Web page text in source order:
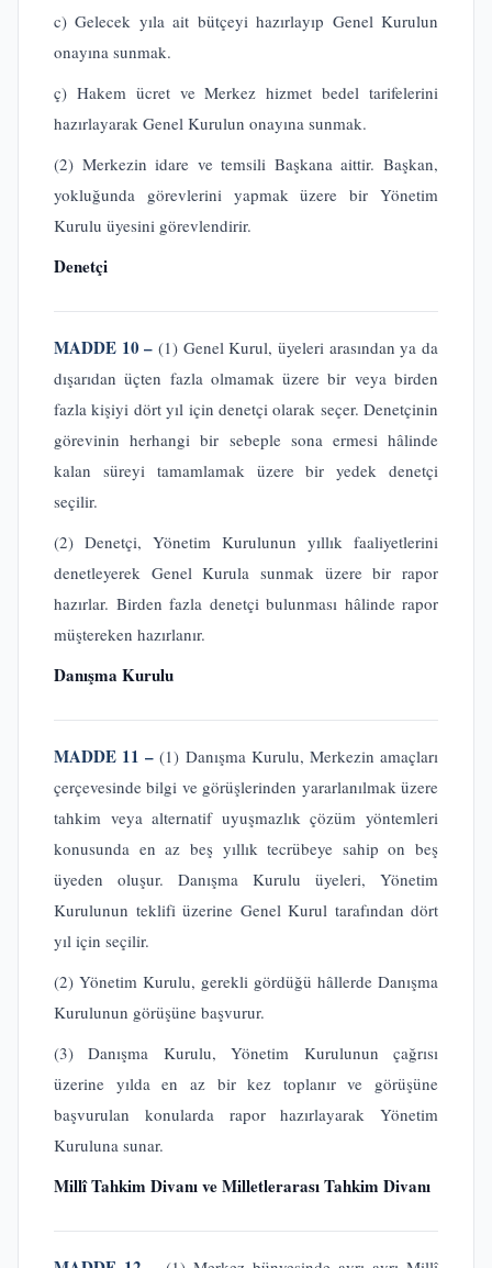
c) Gelecek yıla ait bütçeyi hazırlayıp Genel Kurulun
onayına sunmak.
ç) Hakem ücret ve Merkez hizmet bedel tarifelerini
hazırlayarak Genel Kurulun onayına sunmak.
(2) Merkezin idare ve temsili Başkana aittir. Başkan,
yokluğunda görevlerini yapmak üzere bir Yönetim
Kurulu üyesini görevlendirir.
Denetçi
MADDE 10 – (1) Genel Kurul, üyeleri arasından ya da
dışarıdan üçten fazla olmamak üzere bir veya birden
fazla kişiyi dört yıl için denetçi olarak seçer. Denetçinin
görevinin herhangi bir sebeple sona ermesi hâlinde
kalan süreyi tamamlamak üzere bir yedek denetçi
seçilir.
(2) Denetçi, Yönetim Kurulunun yıllık faaliyetlerini
denetleyerek Genel Kurula sunmak üzere bir rapor
hazırlar. Birden fazla denetçi bulunması hâlinde rapor
müştereken hazırlanır.
Danışma Kurulu
MADDE 11 – (1) Danışma Kurulu, Merkezin amaçları
çerçevesinde bilgi ve görüşlerinden yararlanılmak üzere
tahkim veya alternatif uyuşmazlık çözüm yöntemleri
konusunda en az beş yıllık tecrübeye sahip on beş
üyeden oluşur. Danışma Kurulu üyeleri, Yönetim
Kurulunun teklifi üzerine Genel Kurul tarafından dört
yıl için seçilir.
(2) Yönetim Kurulu, gerekli gördüğü hâllerde Danışma
Kurulunun görüşüne başvurur.
(3) Danışma Kurulu, Yönetim Kurulunun çağrısı
üzerine yılda en az bir kez toplanır ve görüşüne
başvurulan konularda rapor hazırlayarak Yönetim
Kuruluna sunar.
Millî Tahkim Divanı ve Milletlerarası Tahkim Divanı